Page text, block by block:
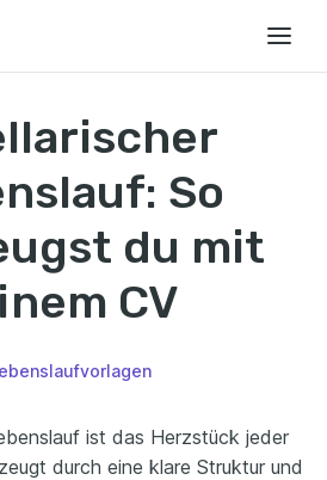
So
du mit
CV
ist das Herzstück jeder
durch eine klare Struktur und